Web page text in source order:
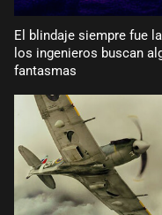
El blindaje siempre fue
los ingenieros buscan
fantasmas